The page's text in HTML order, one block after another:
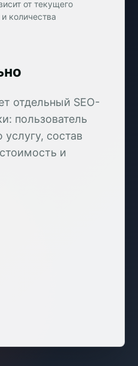
от текущего
количества
отдельный SEO-
пользователь
состав
и